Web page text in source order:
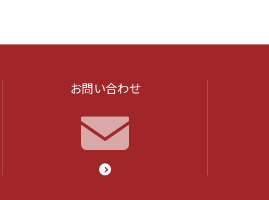
お問い合わせ